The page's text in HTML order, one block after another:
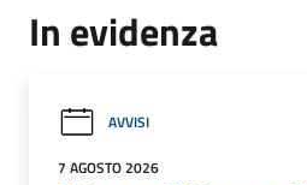
In evidenza
AVVISI
7 AGOSTO 2026